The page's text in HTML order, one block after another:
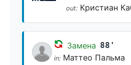
out: Кристиан
Замена 88'
in: Маттео Пальма